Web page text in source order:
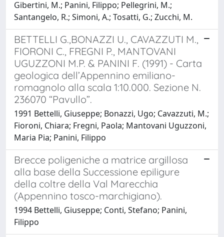
Gibertini, M.; Panini, Filippo; Pellegrini, M.;
Santangelo, R.; Simoni, A.; Tosatti, G.; Zucchi, M.
BETTELLI G.,BONAZZI U., CAVAZZUTI M.,
FIORONI C., FREGNI P., MANTOVANI
UGUZZONI M.P. & PANINI F. (1991) - Carta
geologica dell’Appennino emiliano-
romagnolo alla scala 1:10.000. Sezione N.
236070 “Pavullo”.
1991 Bettelli, Giuseppe; Bonazzi, Ugo; Cavazzuti, M.;
Fioroni, Chiara; Fregni, Paola; Mantovani Uguzzoni,
Maria Pia; Panini, Filippo
Brecce poligeniche a matrice argillosa
alla base della Successione epiligure
della coltre della Val Marecchia
(Appennino tosco-marchigiano).
1994 Bettelli, Giuseppe; Conti, Stefano; Panini,
Filippo